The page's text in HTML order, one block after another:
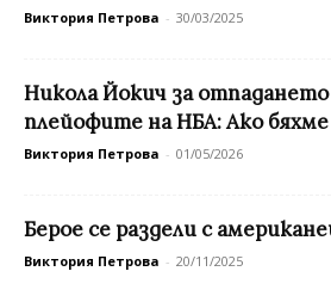
Виктория Петрова - 30/03/2025
Никола Йокич за отпадането
плейофите на НБА: Ако бяхме
Виктория Петрова - 01/05/2026
Берое се раздели с
Виктория Петрова - 20/11/2025